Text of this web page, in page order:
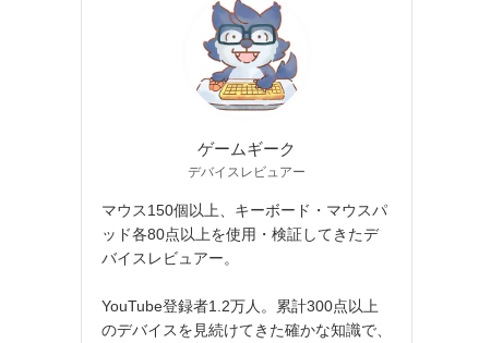
ゲームギーク
デバイスレビュアー
マウス150個以上、キーボード・マウスパ
ッド各80点以上を使用・検証してきたデ
バイスレビュアー。
YouTube登録者1.2万人。累計300点以上
のデバイスを見続けてきた確かな知識で、